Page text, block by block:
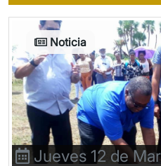
Noticia
Jueves 12 de